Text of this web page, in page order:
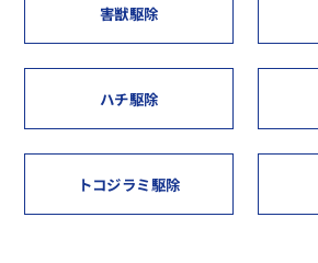
害獣駆除
ハチ駆除
トコジラミ駆除